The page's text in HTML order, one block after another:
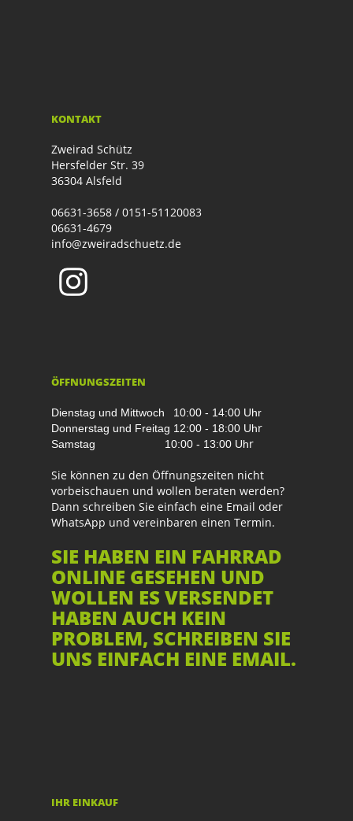
KONTAKT
Zweirad Schütz
Hersfelder Str. 39
36304 Alsfeld
06631-3658 / 0151-51120083
06631-4679
info@zweiradschuetz.de
ÖFFNUNGSZEITEN
Dienstag und Mittwoch
10:00 - 14:00 Uhr
Donnerstag und Freitag 12:00 - 18:00 Uhr
Samstag 10:00 - 13:00 Uhr
Sie können zu den Öffnungszeiten nicht
vorbeischauen und wollen beraten werden?
Dann schreiben Sie einfach eine Email oder
WhatsApp und vereinbaren einen Termin.
SIE HABEN EIN FAHRRAD
ONLINE GESEHEN UND
WOLLEN ES VERSENDET
HABEN AUCH KEIN
PROBLEM, SCHREIBEN SIE
UNS EINFACH EINE EMAIL.
IHR EINKAUF